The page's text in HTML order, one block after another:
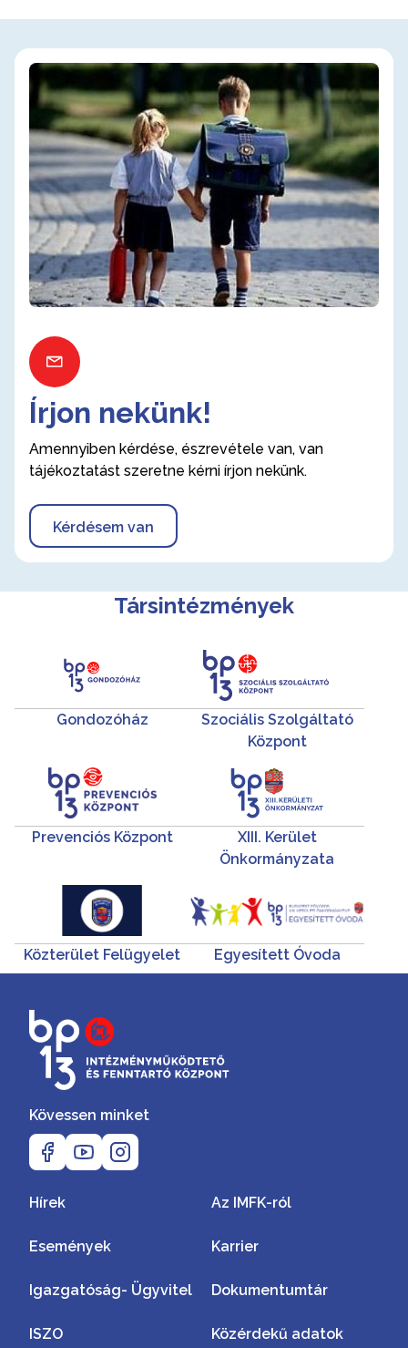
Írjon nekünk!
Amennyiben kérdése, észrevétele van, van
tájékoztatást szeretne kérni írjon nekünk.
Kérdésem van
Társintézmények
Gondozóház
Szociális Szolgáltató
Központ
Prevenciós Központ
XIII. Kerület
Önkormányzata
Közterület Felügyelet Egyesített Óvoda
Kövessen minket
Hírek
Események
Igazgatóság- Ügyvitel
ISZO
Az IMFK-ról
Karrier
Dokumentumtár
Közérdekű adatok